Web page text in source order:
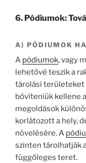
6. Pódiumok:
A) PÓDIUMOK
A pódiumok, vagy
lehetővé teszik a
tárolási területeket
bővíteniük kellene
megoldások
korlátozott a hely,
növelésére. A
szinten tárolhatják
függőleges teret.